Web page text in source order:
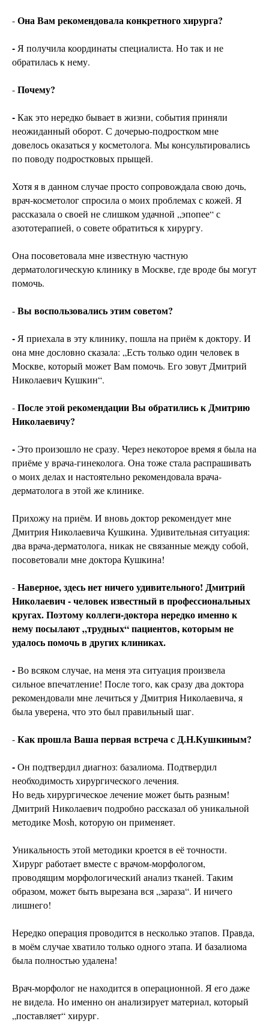
-Она Вам рекомендовала конкретного хирурга?
- Я получила координаты специалиста. Но так и не
обратилась к нему.
-Почему?
-Как это нередко бывает в жизни, события приняли
неожиданный оборот. С дочерью-подростком мне
довелось оказаться у косметолога. Мы консультировались
по поводу подростковых прыщей.
Хотя я в данном случае просто сопровождала свою дочь,
врач-косметолог спросила о моих проблемах с кожей. Я
рассказала о своей не слишком удачной „эпопее“ с
азототерапией, о совете обратиться к хирургу.
Она посоветовала мне известную частную
дерматологическую клинику в Москве, где вроде бы могут
помочь.
-Вы воспользовались этим советом?
- Я приехала в эту клинику, пошла на приём к доктору. И
она мне дословно сказала: „Есть только один человек в
Москве, который может Вам помочь. Его зовут Дмитрий
Николаевич Кушкин“.
-После этой рекомендации Вы обратились к Дмитрию
Николаевичу?
-Это произошло не сразу. Через некоторое время я была на
приёме у врача-гинеколога. Она тоже стала распрашивать
о моих делах и настоятельно рекомендовала врача-
дерматолога в этой же клинике.
Прихожу на приём. И вновь доктор рекомендует мне
Дмитрия Николаевича Кушкина. Удивительная ситуация:
два врача-дерматолога, никак не связанные между собой,
посоветовали мне доктора Кушкина!
-Наверное, здесь нет ничего удивительного! Дмитрий
Николаевич - человек известный в профессиональных
кругах. Поэтому коллеги-доктора нередко именно к
нему посылают „трудных“ пациентов, которым не
удалось помочь в других клиниках.
-Во всяком случае, на меня эта ситуация произвела
сильное впечатление! После того, как сразу два доктора
рекомендовали мне лечиться у Дмитрия Николаевича, я
была уверена, что это был правильный шаг.
-Как прошла Ваша первая встреча с Д.Н.Кушкиным?
-Он подтвердил диагноз: базалиома. Подтвердил
необходимость хирургического лечения.
Но ведь хирургическое лечение может быть разным!
Дмитрий Николаевич подробно рассказал об уникальной
методике Mosh, которую он применяет.
Уникальность этой методики кроется в её точности.
Хирург работает вместе с врачом-морфологом,
проводящим морфологический анализ тканей. Таким
образом, может быть вырезана вся „зараза“. И ничего
лишнего!
Нередко операция проводится в несколько этапов. Правда,
в моём случае хватило только одного этапа. И базалиома
была полностью удалена!
Врач-морфолог не находится в операционной. Я его даже
не видела. Но именно он анализирует материал, который
„поставляет“ хирург.